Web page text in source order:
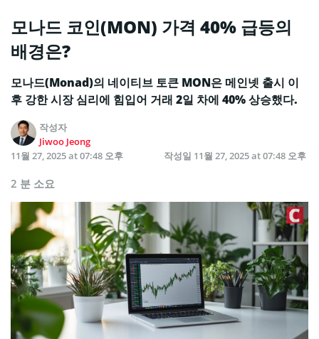
모나드 코인(MON) 가격 40% 급등의
배경은?
모나드(Monad)의 네이티브 토큰 MON은 메인넷 출시 이
후 강한 시장 심리에 힘입어 거래 2일 차에 40% 상승했다.
작성자
Jiwoo Jeong
11월 27, 2025 at 07:48 오후
작성일 11월 27, 2025 at 07:48 오후
2 분 소요